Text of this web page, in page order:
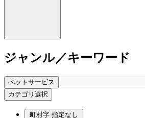
ジャンル／キーワード
ペットサービス
カテゴリ選択
町村字 指定なし